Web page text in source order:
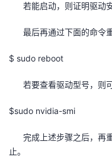
若能启动，则证明驱动安
最后再通过下面的命令重
$ sudo reboot
若要查看驱动型号，则可
$sudo nvidia-smi
完成上述步骤之后，再
止。